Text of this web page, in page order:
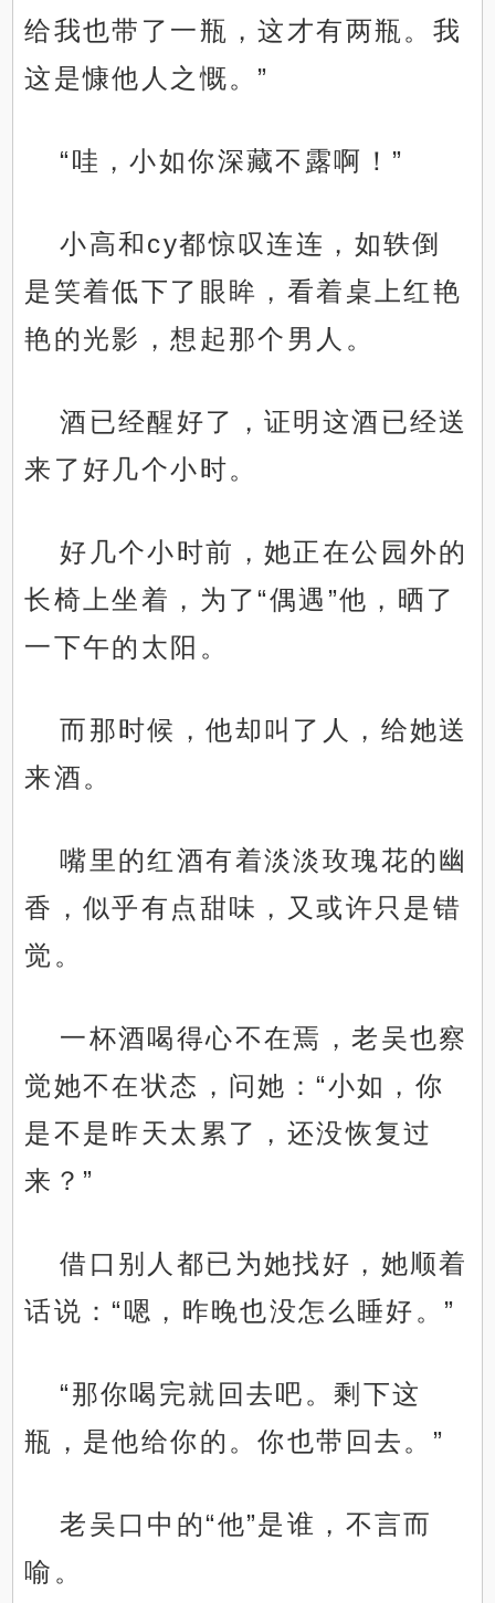
给我也带了一瓶，这才有两瓶。我
这是慷他人之慨。”
“哇，小如你深藏不露啊！”
小高和cy都惊叹连连，如轶倒
是笑着低下了眼眸，看着桌上红艳
艳的光影，想起那个男人。
酒已经醒好了，证明这酒已经送
来了好几个小时。
好几个小时前，她正在公园外的
长椅上坐着，为了“偶遇”他，晒了
一下午的太阳。
而那时候，他却叫了人，给她送
来酒。
嘴里的红酒有着淡淡玫瑰花的幽
香，似乎有点甜味，又或许只是错
觉。
一杯酒喝得心不在焉，老吴也察
觉她不在状态，问她：“小如，你
是不是昨天太累了，还没恢复过
来？”
借口别人都已为她找好，她顺着
话说：“嗯，昨晚也没怎么睡好。”
“那你喝完就回去吧。剩下这
瓶，是他给你的。你也带回去。”
老吴口中的“他”是谁，不言而
喻。